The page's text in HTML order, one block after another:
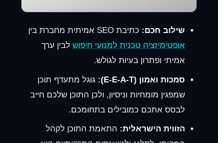
שילוב חכם: כתיבת SEO אמיתית מחברת בין
אופטימיזציה טכנית למנועי חיפושלבין ערך
אמיתי ופתרון בעיות לגולש.
סמכות ואמון (E-E-A-T):
גוגל מתעדף תוכן
שמפגין מומחיות וניסיון, ולכן התוכן שלכם חייב
לבסס אתכם כמובילים בתחומכם.
הזווית הישראלית: התאמת התוכן לקהל